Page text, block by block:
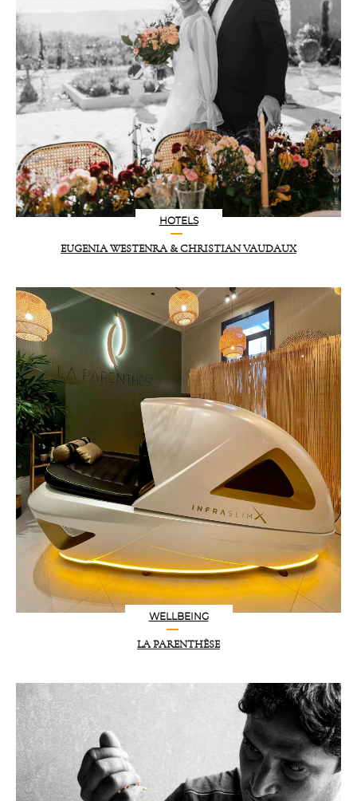
HOTELS
EUGENIA WESTENRA & CHRISTIAN VAUDAUX
WELLBEING
LA PARENTHÈSE